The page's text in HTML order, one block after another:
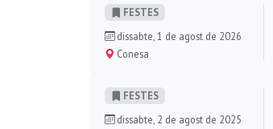
FESTES
dissabte, 1 de agost de 2026
Conesa
FESTES
dissabte, 2 de agost de 2025